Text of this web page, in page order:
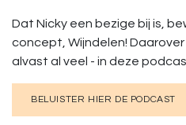
Dat Nicky een bezige bij is,
concept, Wijndelen!
alvast al veel - in deze
BELUISTER HIER DE PODCAST